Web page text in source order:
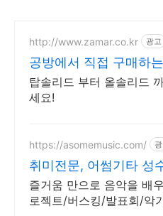
http://www.zamar.co.kr 광고
공방에서 직접 구매하
탑솔리드 부터 올솔리드
세요!
https://asomemusic.com/
취미전문, 어썸기타 성
즐거움 만으로 음악을 배
로젝트/버스킹/발표회/악